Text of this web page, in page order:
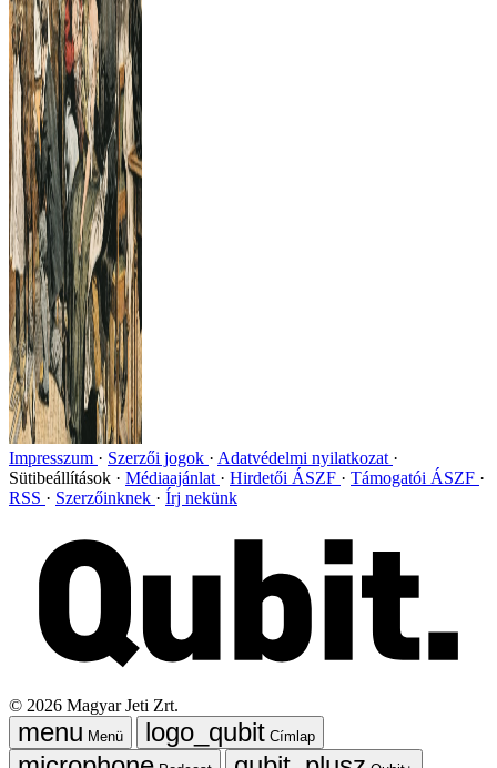
Impresszum Szerzői jogok
Adatvédelmi nyilatkozat
Sütibeállítások
Médiaajánlat Hirdetői ÁSZF
Támogatói ÁSZF
RSS
Szerzőinknek Írj nekünk
© 2026 Magyar Jeti Zrt.
Menü
Címlap